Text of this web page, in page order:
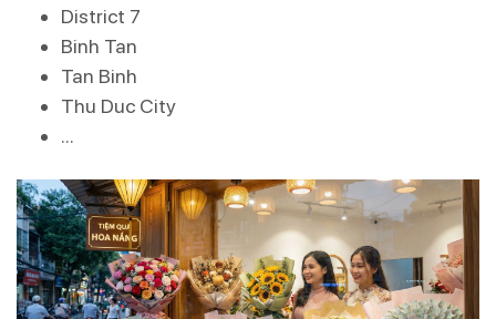
District 7
Binh Tan
Tan Binh
Thu Duc City
…